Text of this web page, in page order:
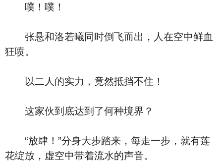
噗！噗！
张悬和洛若曦同时倒飞而出，人在空中鲜血
狂喷。
以二人的实力，竟然抵挡不住！
这家伙到底达到了何种境界？
“放肆！”分身大步踏来，每走一步，就有莲
花绽放，虚空中带着流水的声音。